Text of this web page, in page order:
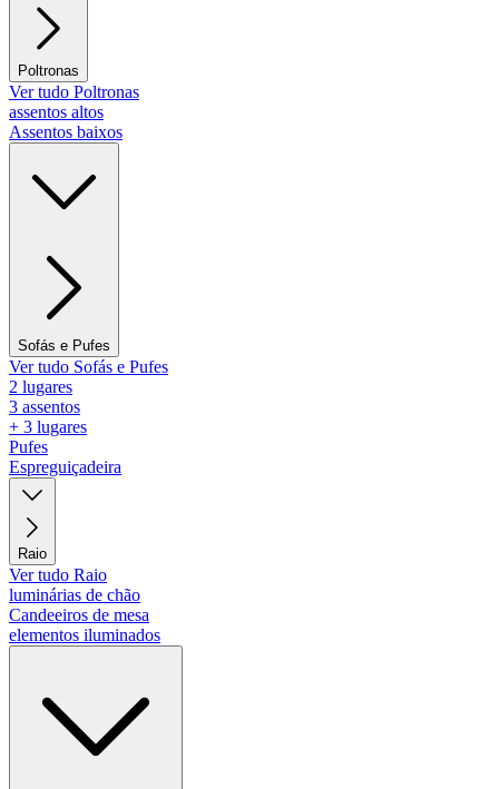
Poltronas
Ver tudo Poltronas
assentos altos
Assentos baixos
Sofás e Pufes
Ver tudo Sofás e Pufes
2 lugares
3 assentos
+ 3 lugares
Pufes
Espreguiçadeira
Raio
Ver tudo Raio
luminárias de chão
Candeeiros de mesa
elementos iluminados